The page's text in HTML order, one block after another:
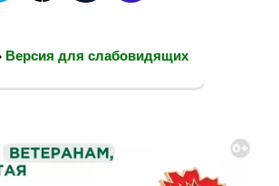
Версия для слабовидящих